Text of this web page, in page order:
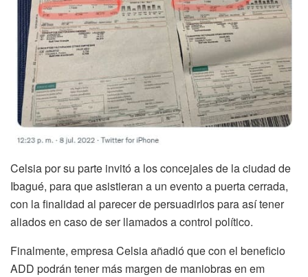
Celsia por su parte invitó a los concejales de la ciudad de
Ibagué, para que asistieran a un evento a puerta cerrada,
con la finalidad al parecer de persuadirlos para así tener
aliados en caso de ser llamados a control político.
Finalmente, empresa Celsia añadió que con el beneficio
ADD podrán tener más margen de maniobras en em